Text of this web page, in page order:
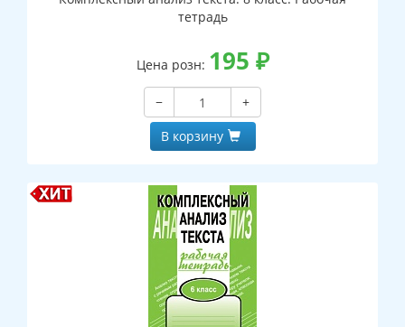
тетрадь
Цена розн: 195 ₽
−
+
В корзину